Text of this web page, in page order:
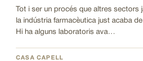
Tot i ser un procés que altres sectors
la indústria farmacèutica just acaba
Hi ha alguns laboratoris ava…
CASA CAPELL